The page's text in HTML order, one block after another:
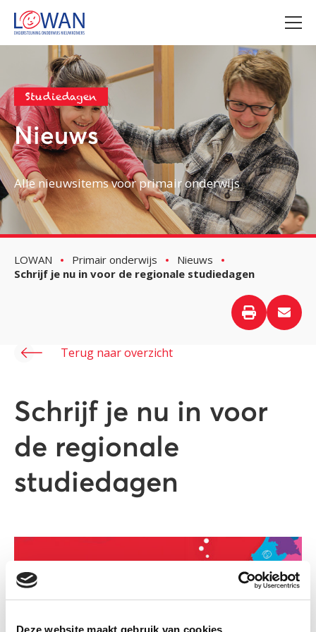
Deze website maakt gebruik van cookies
Studiedagen
Nieuws
Alle nieuwsitems voor primair onderwijs
LOWAN Primair onderwijs
Nieuws
Schrijf je nu in voor de regionale studiedagen
Terug naar overzicht
Schrijf je nu in voor
de regionale
studiedagen